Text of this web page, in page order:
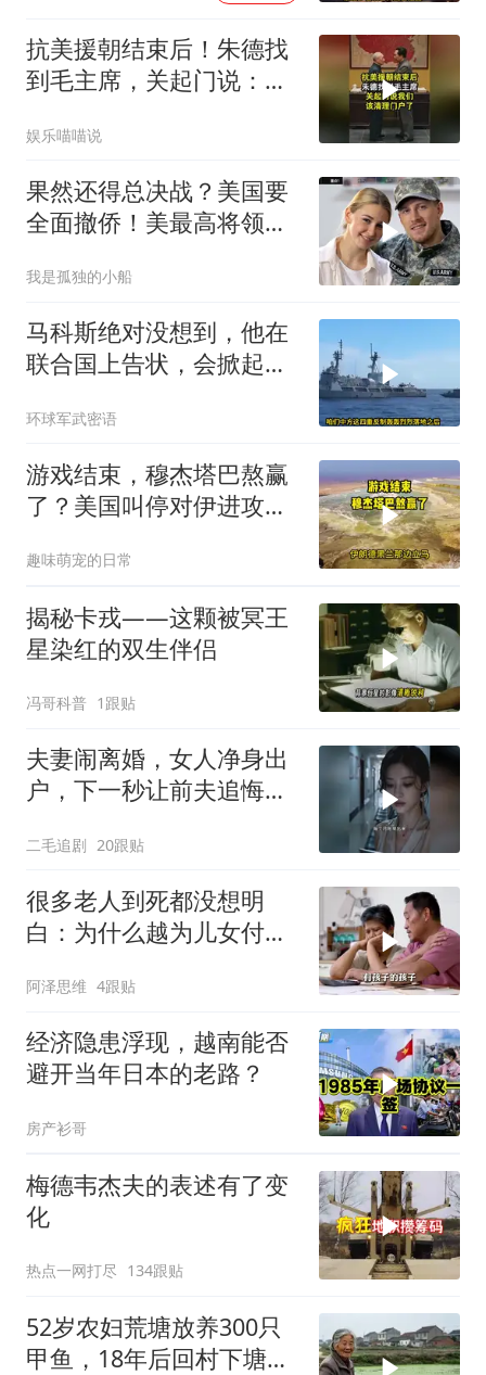
抗美援朝结束后！朱德找
到毛主席，关起门说：我
娱乐喵喵说
果然还得总决战？美国要
全面撤侨！美最高将领：
我是孤独的小船
马科斯绝对没想到，他在
联合国上告状，会掀起中
环球军武密语
游戏结束，穆杰塔巴熬赢
了？美国叫停对伊进攻，
趣味萌宠的日常
揭秘卡戎——这颗被冥王
星染红的双生伴侣
冯哥科普 1跟贴
夫妻闹离婚，女人净身出
户，下一秒让前夫追悔莫
二毛追剧 20跟贴
很多老人到死都没想明
白：为什么越为儿女付
阿泽思维 4跟贴
经济隐患浮现，越南能否
避开当年日本的老路？
房产衫哥
梅德韦杰夫的表述有了变
化
热点一网打尽 134跟贴
52岁农妇荒塘放养300只
甲鱼，18年后回村下塘瞬